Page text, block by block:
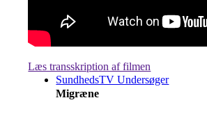
Gå til lægen
SundhedsTV Undersøger
Læs transskription af filmen
Migræne